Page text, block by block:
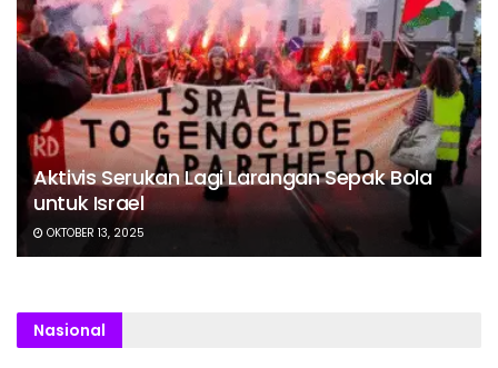
Aktivis Serukan Lagi Larangan Sepak Bola
untuk Israel
OKTOBER 13, 2025
Nasional